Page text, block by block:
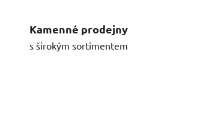
Kamenné prodejny
s širokým sortimentem